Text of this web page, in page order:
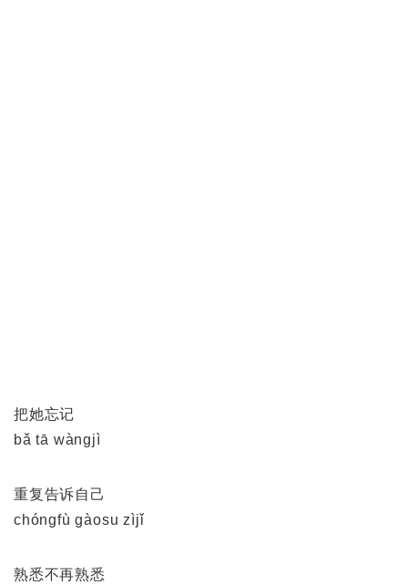
把她忘记
bǎ tā wàngjì
重复告诉自己
chóngfù gàosu zìjǐ
熟悉不再熟悉